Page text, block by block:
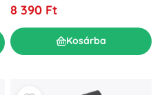
8 390 Ft
Kosárba